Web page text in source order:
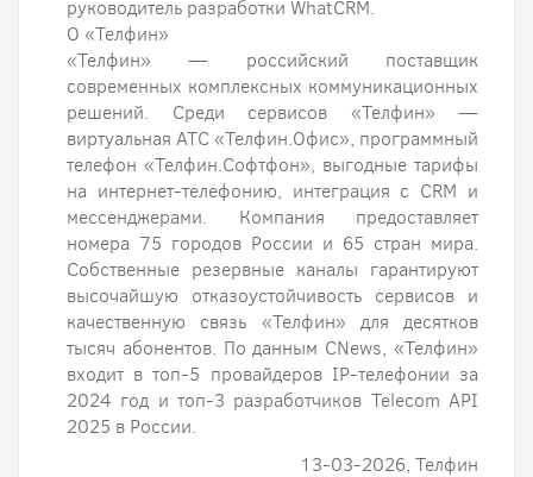
руководитель разработки WhatCRM.
О «Телфин»
«Телфин» — российский поставщик
современных комплексных коммуникационных
решений. Среди сервисов «Телфин» —
виртуальная АТС «Телфин.Офис», программный
телефон «Телфин.Cофтфон», выгодные тарифы
на интернет-телефонию, интеграция с CRM и
мессенджерами. Компания предоставляет
номера 75 городов России и 65 стран мира.
Собственные резервные каналы гарантируют
высочайшую отказоустойчивость сервисов и
качественную связь «Телфин» для десятков
тысяч абонентов. По данным CNews, «Телфин»
входит в топ-5 провайдеров IP-телефонии за
2024 год и топ-3 разработчиков Telecom API
2025 в России.
13-03-2026, Телфин